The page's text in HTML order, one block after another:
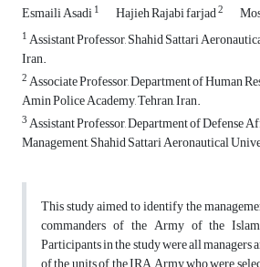
Esmaili Asadi1 Hajieh Rajabi farjad2
1Assistant Professor, Shahid Sattari
Iran.
2Associate Professor, Department of Human
Amin Police Academy, Tehran, Iran.
3Assistant Professor, Department of Defense
Management, Shahid Sattari Aeronautical
This study aimed to identify the
commanders of the Army of the
Participants in the study were all managers